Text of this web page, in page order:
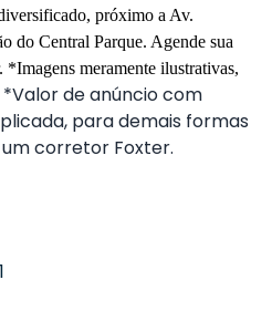
próximo a Av.
do Central Parque. Agende sua
meramente ilustrativas,
*Valor de anúncio com
para demais formas
corretor Foxter.